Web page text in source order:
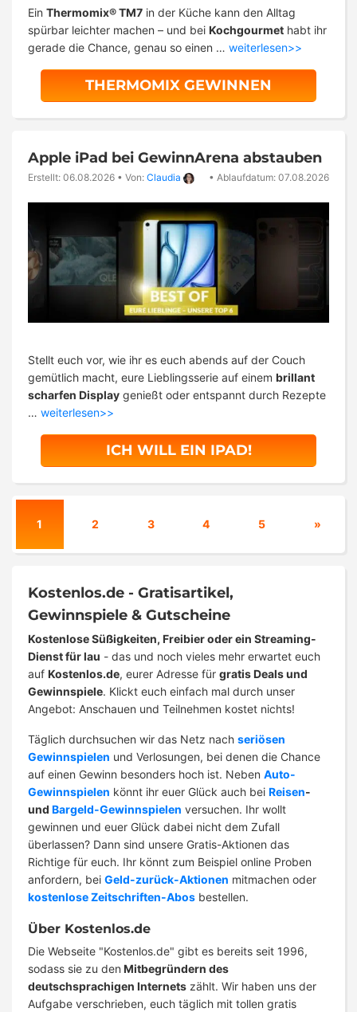
Ein Thermomix® TM7 in der Küche kann den Alltag
spürbar leichter machen – und bei Kochgourmet habt ihr
gerade die Chance, genau so einen … weiterlesen>>
THERMOMIX GEWINNEN
Apple iPad bei GewinnArena abstauben
Erstellt: 06.08.2026 • Von: Claudia • Ablaufdatum: 07.08.2026
Stellt euch vor, wie ihr es euch abends auf der Couch
gemütlich macht, eure Lieblingsserie auf einem brillant
scharfen Display genießt oder entspannt durch Rezepte
… weiterlesen>>
ICH WILL EIN IPAD!
1 2 3 4 5 »
Kostenlos.de - Gratisartikel,
Gewinnspiele & Gutscheine
Kostenlose Süßigkeiten, Freibier oder ein Streaming-
Dienst für lau - das und noch vieles mehr erwartet euch
auf Kostenlos.de, eurer Adresse für gratis Deals und
Gewinnspiele. Klickt euch einfach mal durch unser
Angebot: Anschauen und Teilnehmen kostet nichts!
Täglich durchsuchen wir das Netz nach seriösen
Gewinnspielen und Verlosungen, bei denen die Chance
auf einen Gewinn besonders hoch ist. Neben Auto-
Gewinnspielen könnt ihr euer Glück auch bei Reisen-
und Bargeld-Gewinnspielen versuchen. Ihr wollt
gewinnen und euer Glück dabei nicht dem Zufall
überlassen? Dann sind unsere Gratis-Aktionen das
Richtige für euch. Ihr könnt zum Beispiel online Proben
anfordern, bei Geld-zurück-Aktionen mitmachen oder
kostenlose Zeitschriften-Abos bestellen.
Über Kostenlos.de
Die Webseite "Kostenlos.de" gibt es bereits seit 1996,
sodass sie zu den Mitbegründern des
deutschsprachigen Internets zählt. Wir haben uns der
Aufgabe verschrieben, euch täglich mit tollen gratis